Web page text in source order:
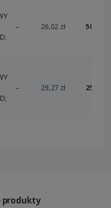
– 26,02 zł 50 szt.
– 29,27 zł 25 szt.
produkty